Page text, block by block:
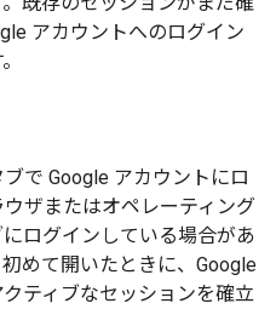
アカウントへのログイン
で Google アカウントにロ
ザまたはオペレーティング
ログインしている場合があ
めて開いたときに、Google
ティブなセッションを確立